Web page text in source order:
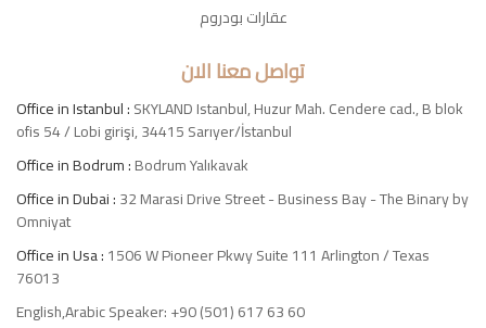
عقارات بودروم
تواصل معنا الان
Office in Istanbul :SKYLAND Istanbul, Huzur Mah. Cendere cad., B blok
ofis 54 / Lobi girişi, 34415 Sarıyer/İstanbul
Office in Bodrum :Bodrum Yalıkavak
Office in Dubai :32 Marasi Drive Street - Business Bay - The Binary by
Omniyat
Office in Usa :1506 W Pioneer Pkwy Suite 111 Arlington / Texas
76013
English,Arabic Speaker: +90 (501) 617 63 60